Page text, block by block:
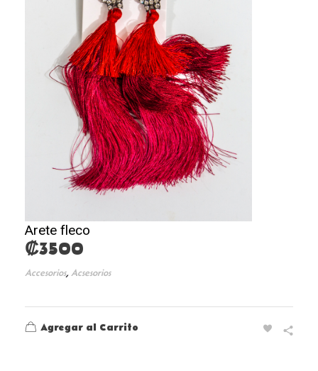
Arete fleco
₡3500
Accesorios,Acsesorios
Agregar al Carrito